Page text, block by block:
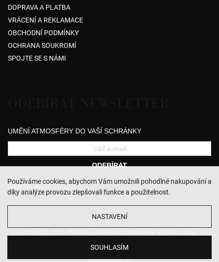
Používáme cookies, abychom Vám umožnili pohodlné nakupování a
díky analýze provozu zlepšovali funkce a použitelnost.
NASTAVENÍ
SOUHLASÍM
DOPRAVA A PLATBA
VRÁCENÍ A REKLAMACE
OBCHODNÍ PODMÍNKY
OCHRANA SOUKROMÍ
SPOJTE SE S NÁMI
UMĚNÍ ATMOSFÉRY DO VAŠÍ SCHRÁNKY
ODEBÍRAT
Přihlášením souhlasíte se zasíláním obchodních sdělení a se zpracováním
Vytvořil Shoptet